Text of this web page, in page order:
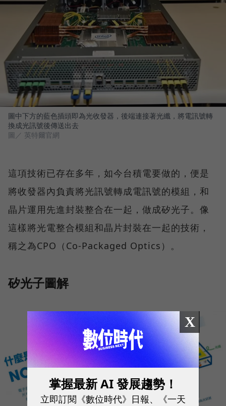
圖中下方的藍色插頭即為光收發器，後端連接著光纖，將電訊號轉
換成光訊號後傳送出去
圖／ 英特爾官網
這項技術已存在多年，如今台積電要做的，便是
將收發器內負責將光訊號轉成電訊號的模組，和
晶片運用先進封裝整合在一起，做成矽光子。像
這樣將光電整合模組和晶片封裝在一起的技術，
稱之為CPO（Co-Packaged Optics）。
矽光子圖解
X
掌握最新 AI 發展趨勢！
立即訂閱《數位時代》日報、《一天